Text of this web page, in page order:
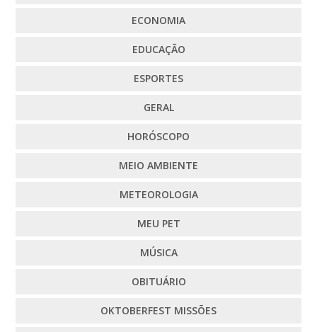
ECONOMIA
EDUCAÇÃO
ESPORTES
GERAL
HORÓSCOPO
MEIO AMBIENTE
METEOROLOGIA
MEU PET
MÚSICA
OBITUÁRIO
OKTOBERFEST MISSÕES